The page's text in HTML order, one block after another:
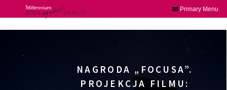
Primary Menu
NAGRODA „FOCUSA”.
PROJEKCJA FILMU: